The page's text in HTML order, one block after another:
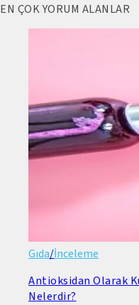
EN ÇOK YORUM ALANLAR
Gıda/İnceleme
Antioksidan Olarak
Nelerdir?